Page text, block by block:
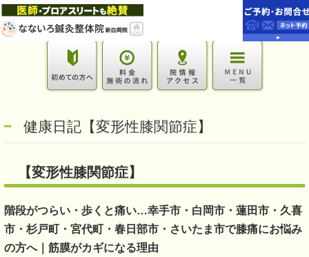
健康日記【変形性膝関節症】
【変形性膝関節症】
階段がつらい・歩くと痛い…幸手市・白岡市・蓮田市・久喜
市・杉戸町・宮代町・春日部市・さいたま市で膝痛にお悩み
の方へ｜筋膜がカギになる理由